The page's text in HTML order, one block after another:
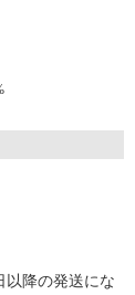
降の発送にな